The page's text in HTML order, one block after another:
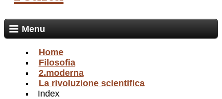
Menu
Home
Filosofia
2.moderna
La rivoluzione scientifica
Index